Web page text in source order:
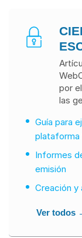
por
las
Guía para
plataforma
Informes
emisión
Creación y
Ver todos